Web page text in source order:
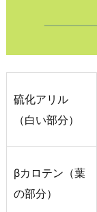
硫化アリル
（白い部分）
βカロテン（葉
の部分）